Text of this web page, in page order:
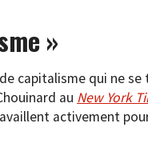
»
capitalisme qui ne se
au New York
activement